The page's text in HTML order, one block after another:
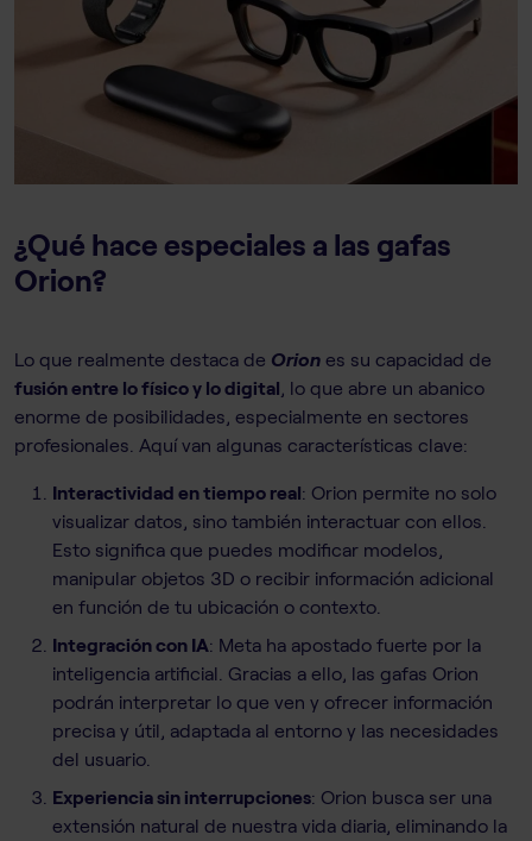
¿Qué hace especiales a las gafas
Orion?
Lo que realmente destaca de Orion es su capacidad de
fusión entre lo físico y lo digital , lo que abre un abanico
enorme de posibilidades, especialmente en sectores
profesionales. Aquí van algunas características clave:
Interactividad en tiempo real: Orion permite no solo
visualizar datos, sino también interactuar con ellos.
Esto significa que puedes modificar modelos,
manipular objetos 3D o recibir información adicional
en función de tu ubicación o contexto.
Integración con IA: Meta ha apostado fuerte por la
inteligencia artificial. Gracias a ello, las gafas Orion
podrán interpretar lo que ven y ofrecer información
precisa y útil, adaptada al entorno y las necesidades
del usuario.
Experiencia sin interrupciones: Orion busca ser una
extensión natural de nuestra vida diaria, eliminando la